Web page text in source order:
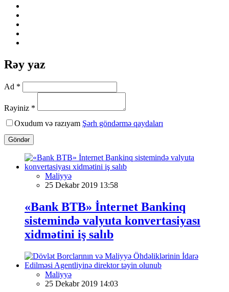
Rəy yaz
Ad *
Rəyiniz *
Oxudum və razıyam Şərh göndərmə qaydaları
Göndər
Maliyyə
25 Dekabr 2019 13:58
«Bank BTB» İnternet Bankinq
sistemində valyuta konvertasiyası
xidmətini iş salıb
Maliyyə
25 Dekabr 2019 14:03